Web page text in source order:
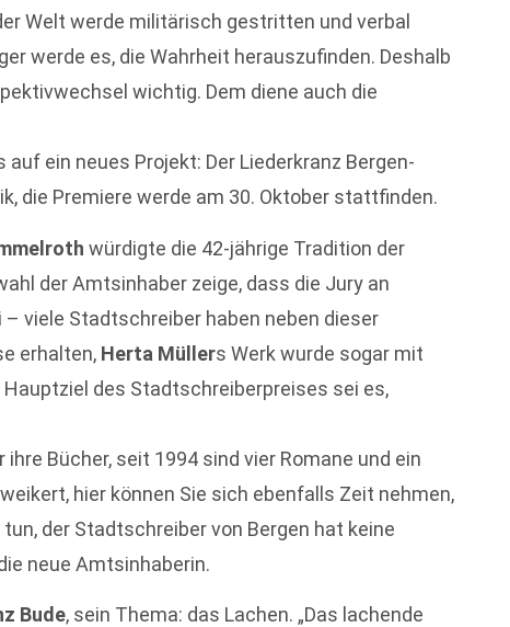
Welt werde militärisch gestritten und verbal
werde es, die Wahrheit herauszufinden. Deshalb
wichtig. Dem diene auch die
ein neues Projekt: Der Liederkranz Bergen-
die Premiere werde am 30. Oktober stattfinden.
würdigte die 42-jährige Tradition der
der Amtsinhaber zeige, dass die Jury an
viele Stadtschreiber haben neben dieser
erhalten, Herta Müllers Werk wurde sogar mit
des Stadtschreiberpreises sei es,
Bücher, seit 1994 sind vier Romane und ein
hier können Sie sich ebenfalls Zeit nehmen,
der Stadtschreiber von Bergen hat keine
neue Amtsinhaberin.
Bude, sein Thema: das Lachen. „Das lachende